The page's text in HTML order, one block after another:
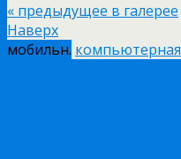
« предыдущее в галерее
Наверх
мобильн. компьютерная